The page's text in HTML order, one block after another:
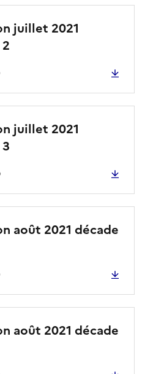
juillet 2021
juillet 2021
août 2021 décade
août 2021 décade